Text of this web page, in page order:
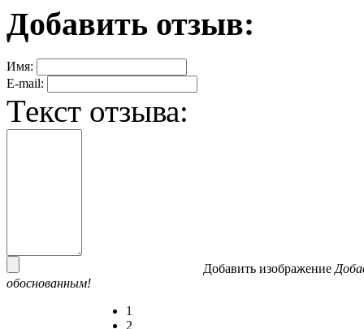
Добавить отзыв:
Имя:
E-mail:
Текст отзыва:
Добавить изображение
обоснованным!
1
2